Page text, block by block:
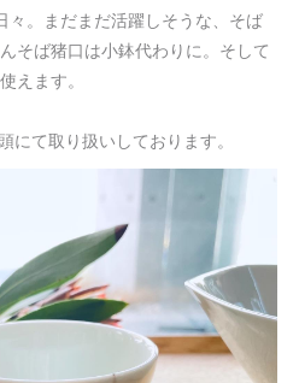
々。まだまだ活躍しそうな、そば
そば猪口は小鉢代わりに。そして
えます。
て取り扱いしております。